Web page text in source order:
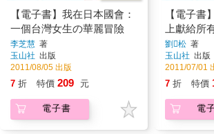
【電子書】我在日本國會：
一個台灣女生の華麗冒險
李芝慧 著
玉山社 出版
2011/08/05 出版
7 折 特價 209 元
電子書
【電子書
上獻給所
II
劉松 著
玉山社 出版
2011/07/01
7 折 特價
電